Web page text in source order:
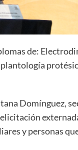
de:
Domínguez,
y personas